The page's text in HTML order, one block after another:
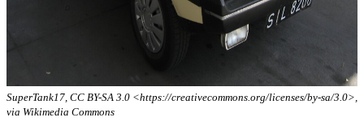
SuperTank17, CC BY-SA 3.0 <https://creativecommons.org/licenses/by-sa/3.0>,
via Wikimedia Commons